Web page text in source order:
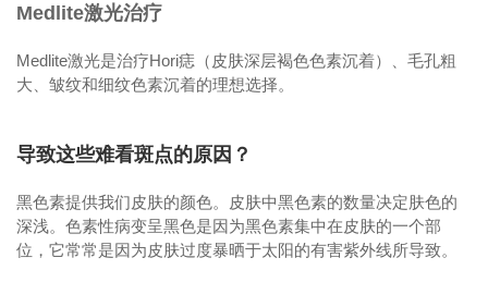
Medlite激光治疗
Medlite激光是治疗Hori痣（皮肤深层褐色色素沉着）、毛孔粗
大、皱纹和细纹色素沉着的理想选择。
导致这些难看斑点的原因？
黑色素提供我们皮肤的颜色。皮肤中黑色素的数量决定肤色的
深浅。色素性病变呈黑色是因为黑色素集中在皮肤的一个部
位，它常常是因为皮肤过度暴晒于太阳的有害紫外线所导致。